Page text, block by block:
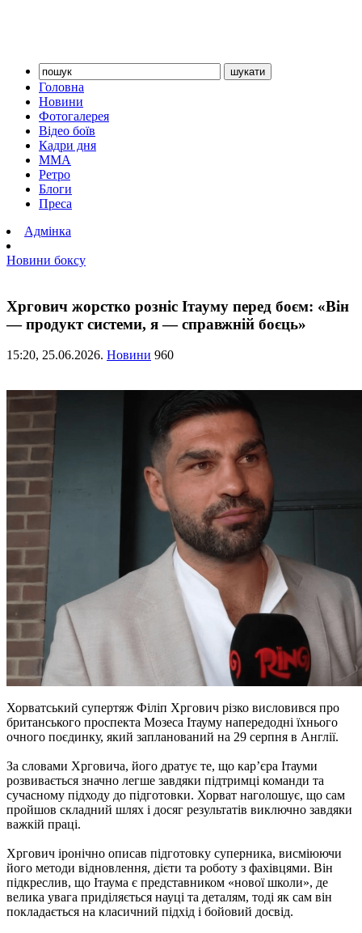
Головна
Новини
Фотогалерея
Відео боїв
Кадри дня
ММА
Ретро
Блоги
Преса
Адмінка
Новини боксу
Хргович жорстко розніс Ітауму перед боєм: «Він
— продукт системи, я — справжній боєць»
15:20, 25.06.2026. Новини 960
Хорватський супертяж Філіп Хргович різко висловився про
британського проспекта Мозеса Ітауму напередодні їхнього
очного поєдинку, який запланований на 29 серпня в Англії.
За словами Хрговича, його дратує те, що кар’єра Ітауми
розвивається значно легше завдяки підтримці команди та
сучасному підходу до підготовки. Хорват наголошує, що сам
пройшов складний шлях і досяг результатів виключно завдяки
важкій праці.
Хргович іронічно описав підготовку суперника, висміюючи
його методи відновлення, дієти та роботу з фахівцями. Він
підкреслив, що Ітаума є представником «нової школи», де
велика увага приділяється науці та деталям, тоді як сам він
покладається на класичний підхід і бойовий досвід.